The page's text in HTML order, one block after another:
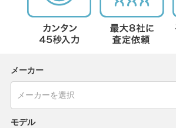
メーカー
モデル